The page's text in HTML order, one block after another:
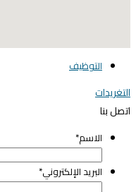
elegant media icon
التوظيف
بنا
الاسم*
البريد الإلكتروني*